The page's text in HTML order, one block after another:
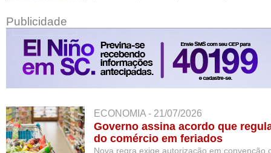
Publicidade
ECONOMIA - 21/07/2026
Governo assina acordo que
do comércio em feriados
Nova regra exige autorização em convenção